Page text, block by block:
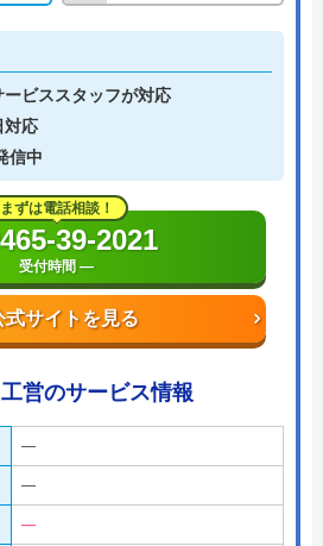
ビススタッフが対応
対応
信中
式サイトを見る
まずは電話相談！
39-2021
受付時間 ―
営のサービス情報
―
―
―